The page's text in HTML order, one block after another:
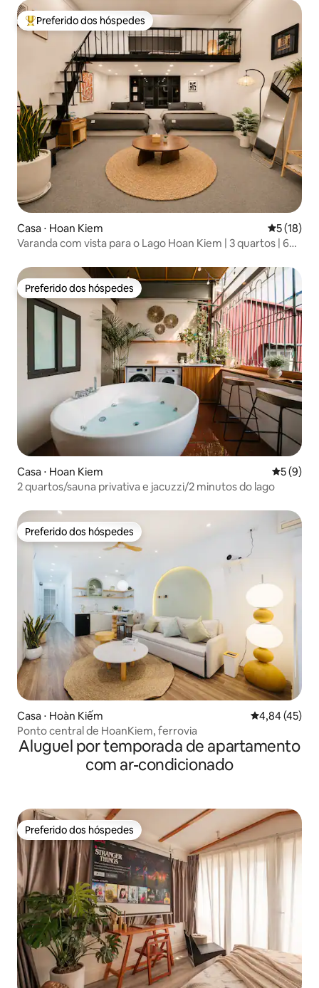
Entre os melhores preferidos dos hóspedes
Preferido dos hóspedes
Casa ⋅ Hoan Kiem 5 de uma
5 (18)
Varanda com vista para o Lago Hoan Kiem | 3 quartos | 6
Preferido dos hóspedes
Preferido dos hóspedes
Casa ⋅ Hoan Kiem 5 de
5 (9)
2 quartos/sauna privativa e jacuzzi/2 minutos do lago
Preferido dos hóspedes
Preferido dos hóspedes
Casa ⋅ Hoàn Kiếm 4,84 de uma
4,84 (45)
Ponto central de HoanKiem, ferrovia
Aluguel por temporada de apartamento
com ar-condicionado
Preferido dos hóspedes
Preferido dos hóspedes